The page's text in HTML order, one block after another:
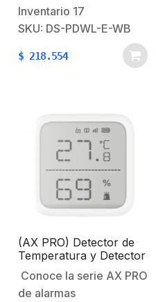
futuro con AX PRO
HikvisionSistema
Intrusiones AX
de alarma.Los datos
inalámbricos están
protegidos por el
cifrado AES-128.Tamper
antisabotaje.Características
Eléctricas:Voltaje…
Inventario 17
SKU: DS-PDWL-E-WB
$ 218.554
(AX PRO) Detector de
Temperatura y Detector
de Humedad
Inalámbrico / 2.7″ de
Tamaño / Uso en
Conoce la serie AX PRO
de alarmas